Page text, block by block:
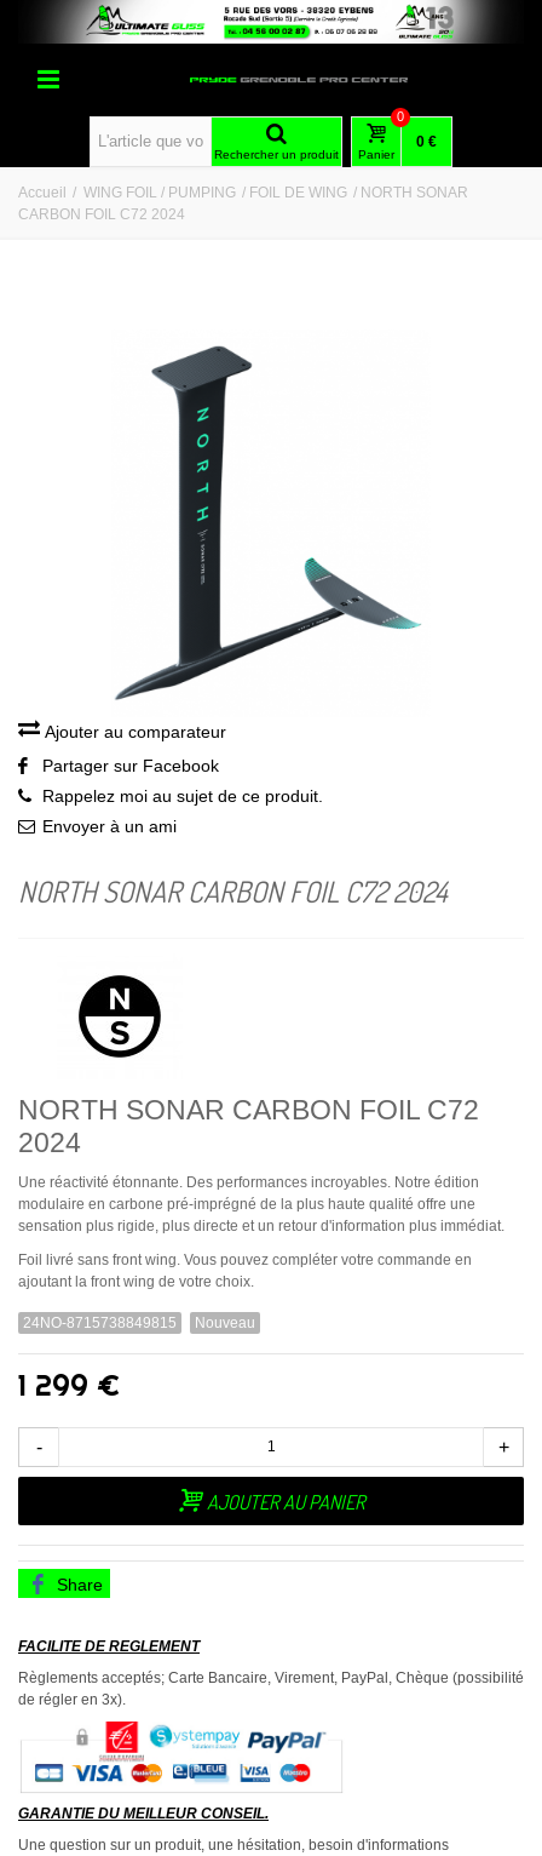
Rechercher un produit Panier
0
0 €
Accueil / WING FOIL / PUMPING / FOIL DE WING / NORTH SONAR
CARBON FOIL C72 2024
Ajouter au comparateur
Partager sur Facebook
Rappelez moi au sujet de ce produit.
Envoyer à un ami
NORTH SONAR CARBON FOIL C72 2024
NORTH SONAR CARBON FOIL C72
2024
Une réactivité étonnante. Des performances incroyables. Notre édition
modulaire en carbone pré-imprégné de la plus haute qualité offre une
sensation plus rigide, plus directe et un retour d'information plus immédiat.
Foil livré sans front wing. Vous pouvez compléter votre commande en
ajoutant la front wing de votre choix.
24NO-8715738849815 Nouveau
1 299 €
- +
AJOUTER AU PANIER
Share
FACILITE DE REGLEMENT
Règlements acceptés; Carte Bancaire, Virement, PayPal, Chèque (possibilité
de régler en 3x).
GARANTIE DU MEILLEUR CONSEIL.
Une question sur un produit, une hésitation, besoin d'informations